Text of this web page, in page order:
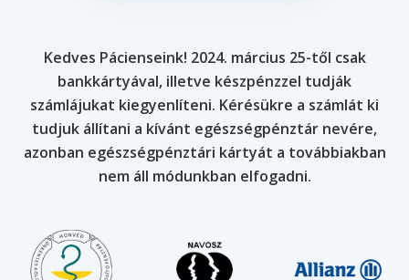
43000 Ft
Korona hosszabbító műtét
53000 Ft
Egyéb szájsebészeti műtét (pl. alveolus
korrekció)
Arcüreg műtét
55000 Ft
Kedves Pácienseink! 2024. március 25-től csak
bankkártyával, illetve készpénzzel tudják
számlájukat kiegyenlíteni. Kérésükre a számlát ki
tudjuk állítani a kívánt egészségpénztár nevére,
azonban egészségpénztári kártyát a továbbiakban
nem áll módunkban elfogadni.